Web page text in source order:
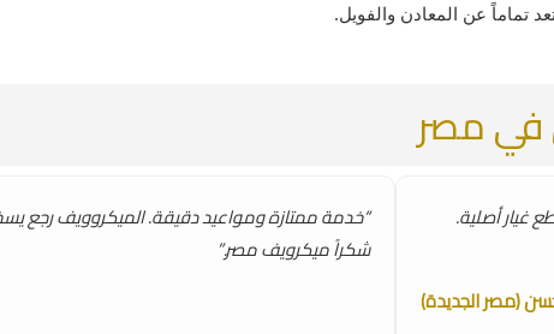
تماماً عن المعادن والفويل.
في مصر
غيار أصلية.
(مصر الجديدة)
“خدمة ممتازة ومواعيد دقيقة. الميكروويف رجع
شكراً ميكرويف مصر.”